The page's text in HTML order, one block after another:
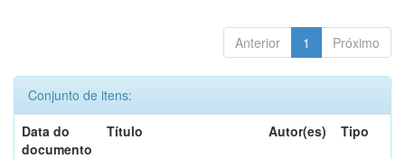
Anterior 1 Próximo
Conjunto de itens:
Data do
documento
Título Autor(es) Tipo